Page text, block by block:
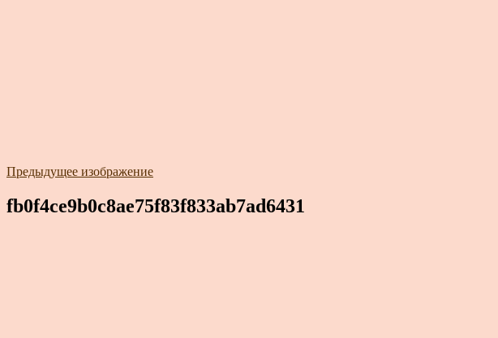
Предыдущее изображение
fb0f4ce9b0c8ae75f83f833ab7ad6431